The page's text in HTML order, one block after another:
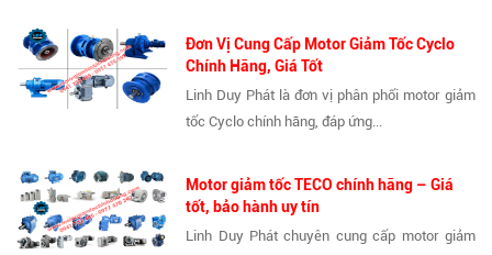
Đơn Vị Cung Cấp Motor Giảm Tốc Cyclo
Chính Hãng, Giá Tốt
Linh Duy Phát là đơn vị phân phối motor giảm
tốc Cyclo chính hãng, đáp ứng...
Motor giảm tốc TECO chính hãng – Giá
tốt, bảo hành uy tín
Linh Duy Phát chuyên cung cấp motor giảm